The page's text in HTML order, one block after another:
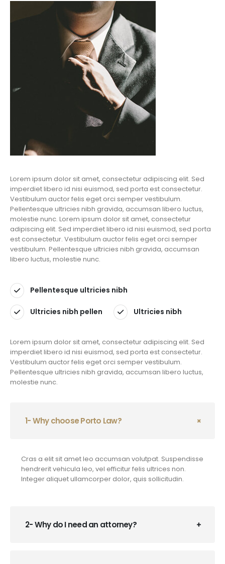
Lorem ipsum dolor sit amet, consectetur adipiscing elit. Sed
imperdiet libero id nisi euismod, sed porta est consectetur.
Vestibulum auctor felis eget orci semper vestibulum.
Pellentesque ultricies nibh gravida, accumsan libero luctus,
molestie nunc. Lorem ipsum dolor sit amet, consectetur
adipiscing elit. Sed imperdiet libero id nisi euismod, sed porta
est consectetur. Vestibulum auctor felis eget orci semper
vestibulum. Pellentesque ultricies nibh gravida, accumsan
libero luctus, molestie nunc.
Pellentesque ultricies nibh
Ultricies nibh pellen Ultricies nibh
Lorem ipsum dolor sit amet, consectetur adipiscing elit. Sed
imperdiet libero id nisi euismod, sed porta est consectetur.
Vestibulum auctor felis eget orci semper vestibulum.
Pellentesque ultricies nibh gravida, accumsan libero luctus,
molestie nunc.
1- Why choose Porto Law?
Cras a elit sit amet leo accumsan volutpat. Suspendisse
hendrerit vehicula leo, vel efficitur felis ultrices non.
Integer aliquet ullamcorper dolor, quis sollicitudin.
2- Why do I need an attorney?